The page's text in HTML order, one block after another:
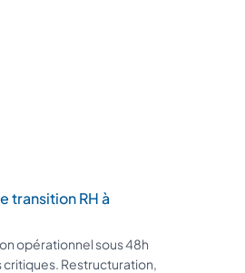
transition RH à
opérationnel sous 48h
critiques. Restructuration,